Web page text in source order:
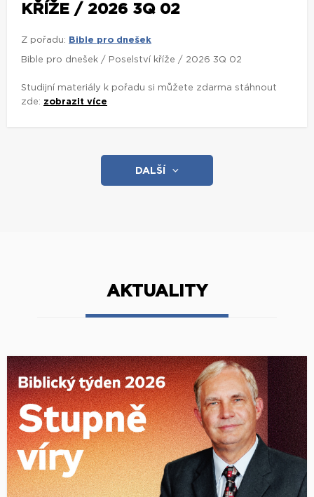
KŘÍŽE / 2026 3Q 02
Z pořadu: Bible pro dnešek
Bible pro dnešek / Poselství kříže / 2026 3Q 02
Studijní materiály k pořadu si můžete zdarma stáhnout
zde: zobrazit více
DALŠÍ
AKTUALITY